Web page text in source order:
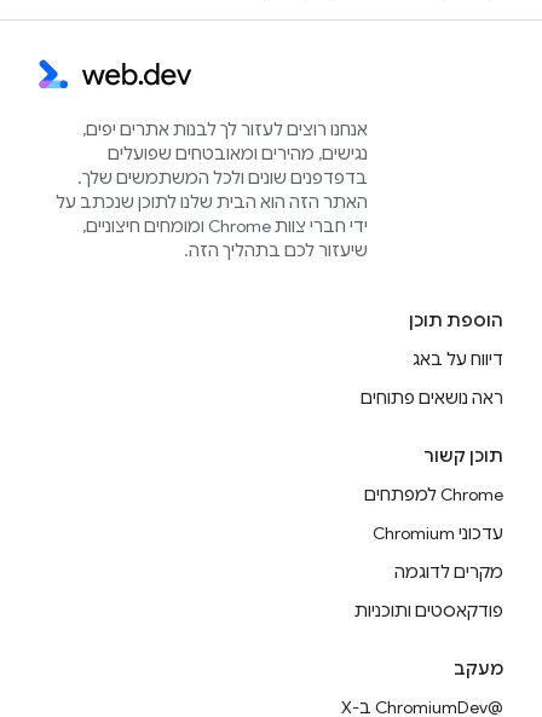
אנחנו רוצים לעזור לך לבנות אתרים יפים,
נגישים, מהירים ומאובטחים שפועלים
בדפדפנים שונים ולכל המשתמשים שלך.
האתר הזה הוא הבית שלנו לתוכן שנכתב על
ידי חברי צוות Chrome ומומחים חיצוניים,
שיעזור לכם בתהליך הזה.
הוספת תוכן
דיווח על באג
ראה נושאים פתוחים
תוכן קשור
Chrome למפתחים
עדכוני Chromium
מקרים לדוגמה
פודקאסטים ותוכניות
מעקב
@ChromiumDev ב-X